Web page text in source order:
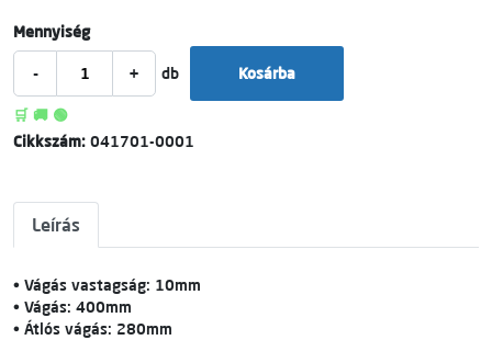
Mennyiség
- + db Kosárba
🛒 🚚 🟢
Cikkszám: 041701-0001
Leírás
• Vágás vastagság: 10mm
• Vágás: 400mm
• Átlós vágás: 280mm